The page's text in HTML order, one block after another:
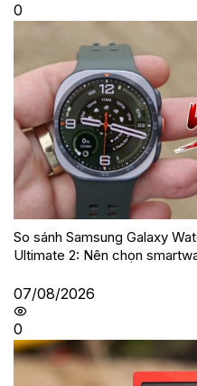
0
So sánh Samsung Galaxy
Ultimate 2: Nên chọn
07/08/2026
0